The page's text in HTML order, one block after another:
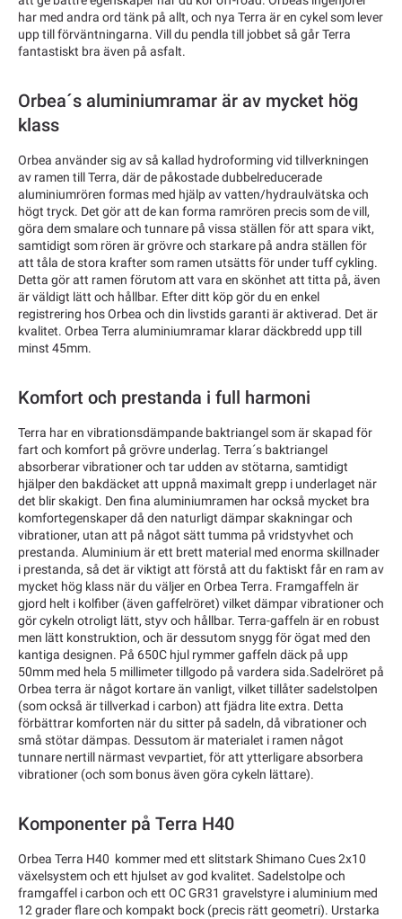
har med andra ord tänk på allt, och nya Terra är en cykel som lever
upp till förväntningarna. Vill du pendla till jobbet så går Terra
fantastiskt bra även på asfalt.
Orbea´s aluminiumramar är av mycket hög
klass
Orbea använder sig av så kallad hydroforming vid tillverkningen
av ramen till Terra, där de påkostade dubbelreducerade
aluminiumrören formas med hjälp av vatten/hydraulvätska och
högt tryck. Det gör att de kan forma ramrören precis som de vill,
göra dem smalare och tunnare på vissa ställen för att spara vikt,
samtidigt som rören är grövre och starkare på andra ställen för
att tåla de stora krafter som ramen utsätts för under tuff cykling.
Detta gör att ramen förutom att vara en skönhet att titta på, även
är väldigt lätt och hållbar. Efter ditt köp gör du en enkel
registrering hos Orbea och din livstids garanti är aktiverad. Det är
kvalitet. Orbea Terra aluminiumramar klarar däckbredd upp till
minst 45mm.
Komfort och prestanda i full harmoni
Terra har en vibrationsdämpande baktriangel som är skapad för
fart och komfort på grövre underlag. Terra´s baktriangel
absorberar vibrationer och tar udden av stötarna, samtidigt
hjälper den bakdäcket att uppnå maximalt grepp i underlaget när
det blir skakigt. Den fina aluminiumramen har också mycket bra
komfortegenskaper då den naturligt dämpar skakningar och
vibrationer, utan att på något sätt tumma på vridstyvhet och
prestanda. Aluminium är ett brett material med enorma skillnader
i prestanda, så det är viktigt att förstå att du faktiskt får en ram av
mycket hög klass när du väljer en Orbea Terra. Framgaffeln är
gjord helt i kolfiber (även gaffelröret) vilket dämpar vibrationer och
gör cykeln otroligt lätt, styv och hållbar. Terra-gaffeln är en robust
men lätt konstruktion, och är dessutom snygg för ögat med den
kantiga designen. På 650C hjul rymmer gaffeln däck på upp
50mm med hela 5 millimeter tillgodo på vardera sida.Sadelröret på
Orbea terra är något kortare än vanligt, vilket tillåter sadelstolpen
(som också är tillverkad i carbon) att fjädra lite extra. Detta
förbättrar komforten när du sitter på sadeln, då vibrationer och
små stötar dämpas. Dessutom är materialet i ramen något
tunnare nertill närmast vevpartiet, för att ytterligare absorbera
vibrationer (och som bonus även göra cykeln lättare).
Komponenter på Terra H40
Orbea Terra H40 kommer med ett slitstark Shimano Cues 2x10
växelsystem och ett hjulset av god kvalitet. Sadelstolpe och
framgaffel i carbon och ett OC GR31 gravelstyre i aluminium med
12 grader flare och kompakt bock (precis rätt geometri). Urstarka